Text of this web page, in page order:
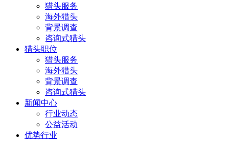
猎头服务
海外猎头
背景调查
咨询式猎头
猎头职位
猎头服务
海外猎头
背景调查
咨询式猎头
新闻中心
行业动态
公益活动
优势行业